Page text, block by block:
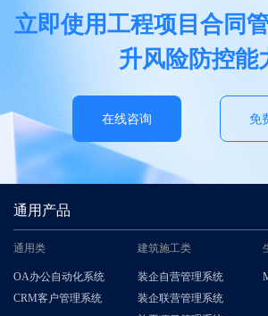
立即使用工程项目合同
升风险防控能
在线咨询 免
通用产品
通用类
OA办公自动化系统
CRM客户管理系统
建筑施工类
装企自营管理系统
装企联营管理系统